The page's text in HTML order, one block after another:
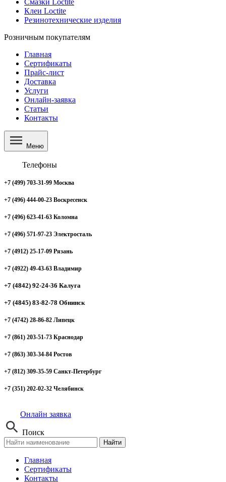
Смазки Loctite
Клеи Loctite
Резинотехнические изделия
Розничным покупателям
Главная
Сертификаты
Прайс-лист
Доставка
Услуги
Онлайн-заявка
Статьи
Контакты
Меню
Телефоны
+7 (499) 703-31-99 Москва
+7 (496) 444-00-23 Воскресенск
+7 (496) 623-41-63 Коломна
+7 (496) 571-97-23 Электросталь
+7 (4912) 25-17-09 Рязань
+7 (4922) 49-43-63 Владимир
+7 (4842) 92-24-36 Калуга
+7 (4845) 83-82-78 Обнинск
+7 (4742) 28-86-82 Липецк
+7 (861) 203-51-73 Краснодар
+7 (863) 303-34-84 Ростов
+7 (812) 309-35-59 Санкт-Петербург
+7 (351) 202-02-32 Челябинск
Онлайн заявка
Поиск
Найти
Главная
Сертификаты
Контакты